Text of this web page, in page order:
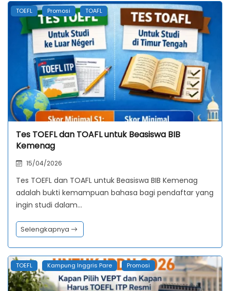
TOEFL Promosi TOAFL
Tes TOEFL dan TOAFL untuk Beasiswa BIB
Kemenag
15/04/2026
Tes TOEFL dan TOAFL untuk Beasiswa BIB Kemenag
adalah bukti kemampuan bahasa bagi pendaftar yang
ingin studi dalam…
Selengkapnya
TOEFL Kampung Inggris Pare Promosi